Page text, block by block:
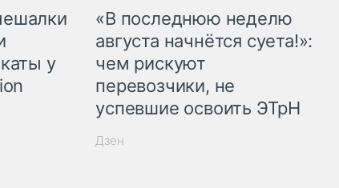
у
«В последнюю неделю
августа начнётся суета!»:
чем рискуют
перевозчики, не
успевшие освоить ЭТрН
Дзен